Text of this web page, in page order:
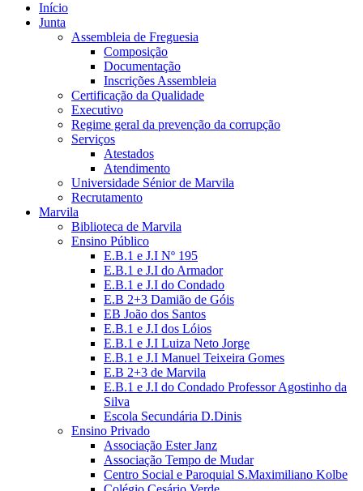
Início
Junta
Assembleia de Freguesia
Composição
Documentação
Inscrições Assembleia
Certificação da Qualidade
Executivo
Regime geral da prevenção da corrupção
Serviços
Atestados
Atendimento
Universidade Sénior de Marvila
Recrutamento
Marvila
Biblioteca de Marvila
Ensino Público
E.B.1 e J.I Nº 195
E.B.1 e J.I do Armador
E.B.1 e J.I do Condado
E.B 2+3 Damião de Góis
EB João dos Santos
E.B.1 e J.I dos Lóios
E.B.1 e J.I Luiza Neto Jorge
E.B.1 e J.I Manuel Teixeira Gomes
E.B 2+3 de Marvila
E.B.1 e J.I do Condado Professor Agostinho da
Silva
Escola Secundária D.Dinis
Ensino Privado
Associação Ester Janz
Associação Tempo de Mudar
Centro Social e Paroquial S.Maximiliano Kolbe